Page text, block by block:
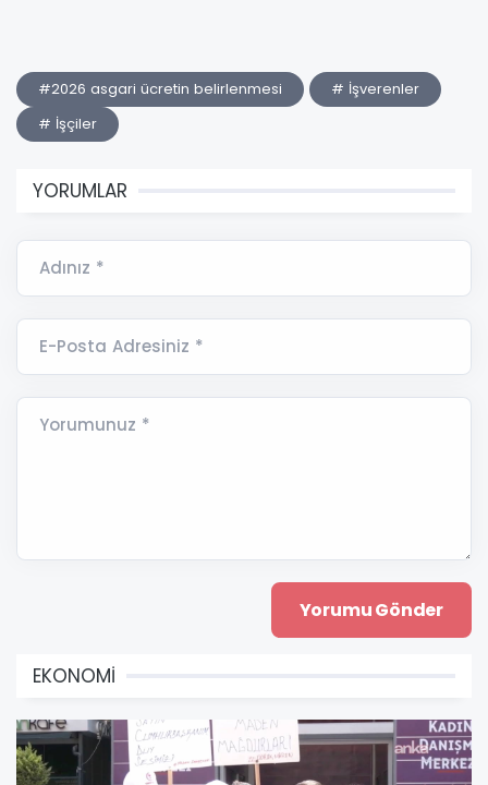
#2026 asgari ücretin belirlenmesi
# İşverenler
# İşçiler
YORUMLAR
Adınız *
E-Posta Adresiniz *
Yorumunuz *
EKONOMİ